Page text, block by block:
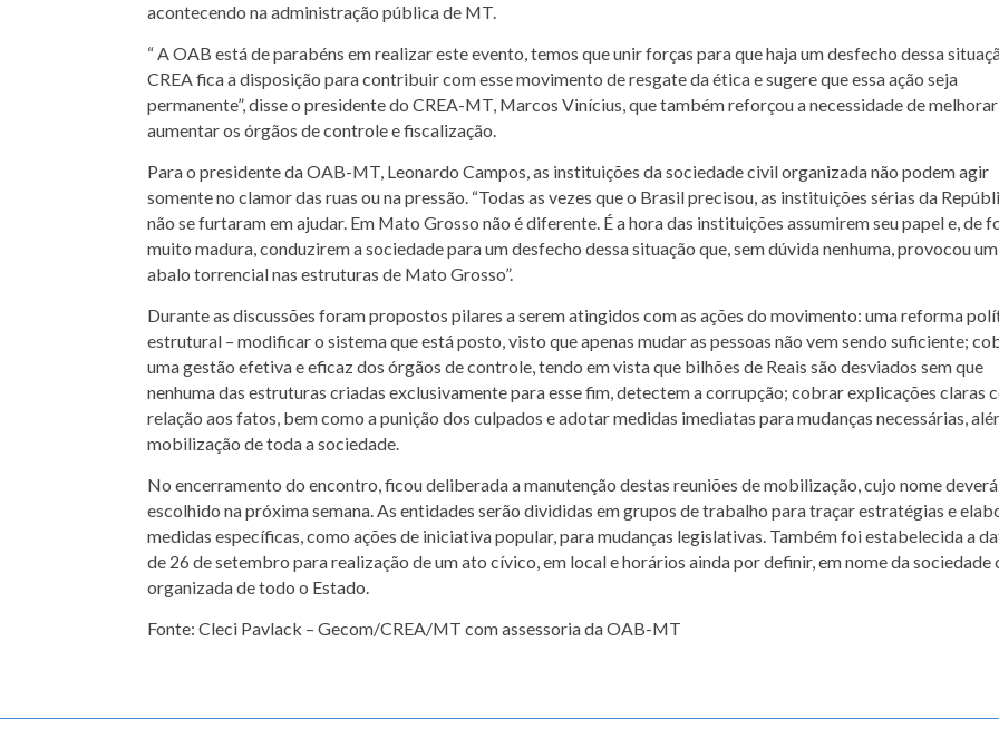
acontecendo na administração pública de MT.
“ A OAB está de parabéns em realizar este evento, temos que unir forças para que haja um desfecho dessa
CREA fica a disposição para contribuir com esse movimento de resgate da ética e sugere que essa ação seja
permanente”, disse o presidente do CREA-MT, Marcos Vinícius, que também reforçou a necessidade de
aumentar os órgãos de controle e fiscalização.
Para o presidente da OAB-MT, Leonardo Campos, as instituições da sociedade civil organizada não podem agir
somente no clamor das ruas ou na pressão. “Todas as vezes que o Brasil precisou, as instituições sérias da
não se furtaram em ajudar. Em Mato Grosso não é diferente. É a hora das instituições assumirem seu papel e, de
muito madura, conduzirem a sociedade para um desfecho dessa situação que, sem dúvida nenhuma, provocou um
abalo torrencial nas estruturas de Mato Grosso”.
Durante as discussões foram propostos pilares a serem atingidos com as ações do movimento: uma reforma
estrutural – modificar o sistema que está posto, visto que apenas mudar as pessoas não vem sendo suficiente;
uma gestão efetiva e eficaz dos órgãos de controle, tendo em vista que bilhões de Reais são desviados sem que
nenhuma das estruturas criadas exclusivamente para esse fim, detectem a corrupção; cobrar explicações claras
relação aos fatos, bem como a punição dos culpados e adotar medidas imediatas para mudanças necessárias,
mobilização de toda a sociedade.
No encerramento do encontro, ficou deliberada a manutenção destas reuniões de mobilização, cujo nome
escolhido na próxima semana. As entidades serão divididas em grupos de trabalho para traçar estratégias e
medidas específicas, como ações de iniciativa popular, para mudanças legislativas. Também foi estabelecida a
de 26 de setembro para realização de um ato cívico, em local e horários ainda por definir, em nome da sociedade
organizada de todo o Estado.
Fonte: Cleci Pavlack – Gecom/CREA/MT com assessoria da OAB-MT